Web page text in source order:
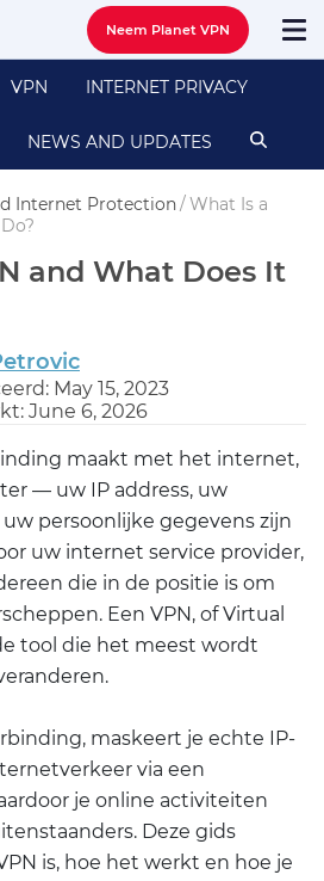
Neem Planet VPN
VPN INTERNET PRIVACY
NEWS AND UPDATES
Internet Protection/What Is a
and What Does It
May 15, 2023
June 6, 2026
maakt met het internet,
— uw IP address, uw
persoonlijke gegevens zijn
uw internet service provider,
die in de positie is om
Een VPN, of Virtual
tool die het meest wordt
maskeert je echte IP-
via een
je online activiteiten
Deze gids
is, hoe het werkt en hoe je